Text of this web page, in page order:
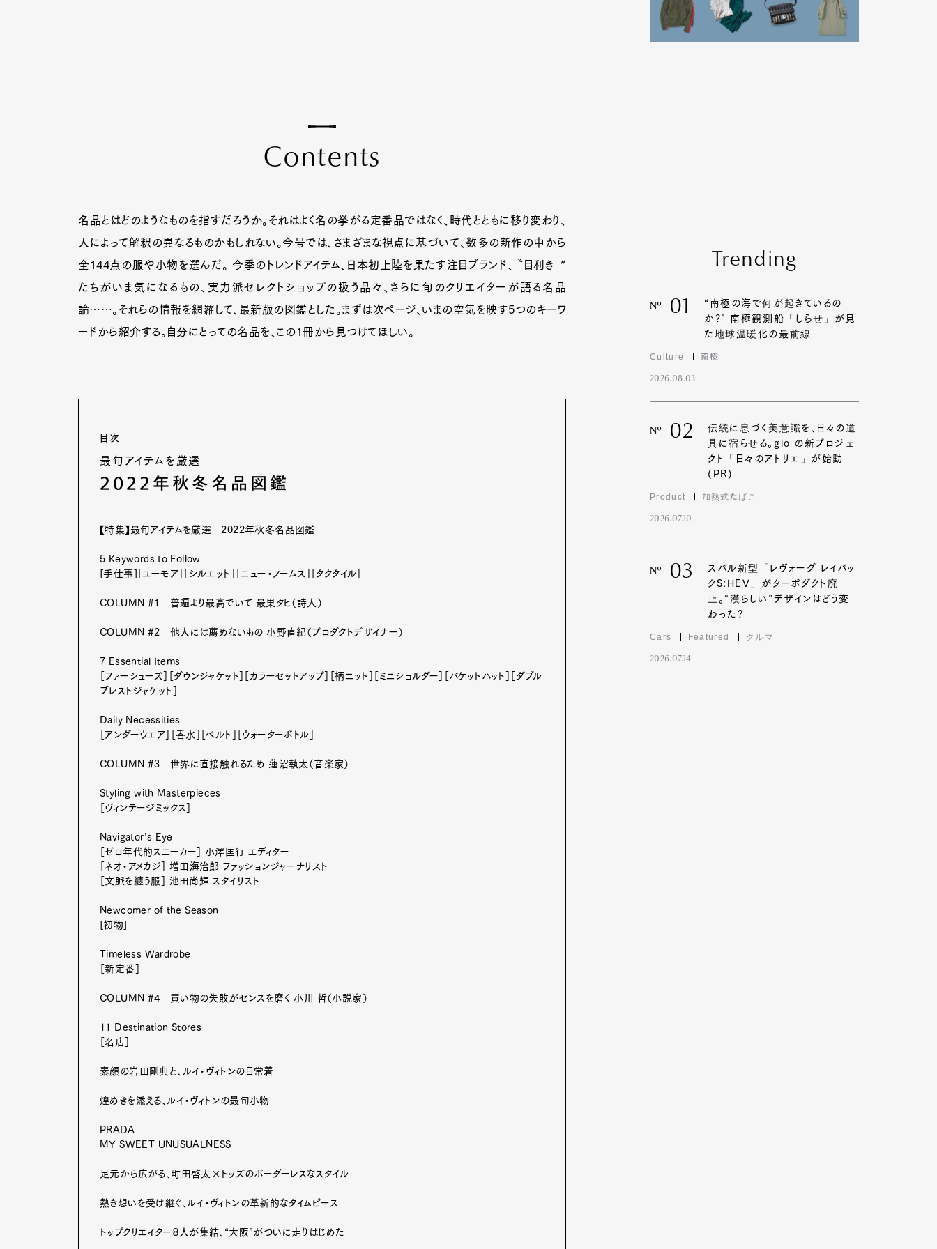
Pen Membership
Contents
名品とはどのようなものを指すだろうか。それはよく名の挙がる定番品ではなく、時代とともに移り変わり、
人によって解釈の異なるものかもしれない。今号では、さまざまな視点に基づいて、数多の新作の中から
全144点の服や小物を選んだ。 今季のトレンドアイテム、日本初上陸を果たす注目ブランド、 〝目利き〞
たちがいま気になるもの、実力派セレクトショップの扱う品々、さらに旬のクリエイターが語る名品
論……。それらの情報を網羅して、最新版の図鑑とした。まずは次ページ、いまの空気を映す5つのキーワ
ードから紹介する。自分にとっての名品を、この1冊から見つけてほしい。
目次
最旬アイテムを厳選
2022年秋冬名品図鑑
【特集】最旬アイテムを厳選 2022年秋冬名品図鑑
5 Keywords to Follow
[手仕事]［ユーモア］［シルエット］［ニュー・ノームス］［タクタイル］
COLUMN #1 普遍より最高でいて 最果タヒ（詩人）
COLUMN #2 他人には薦めないもの 小野直紀（プロダクトデザイナー）
7 Essential Items
［ファーシューズ］［ダウンジャケット］［カラーセットアップ］［柄ニット］［ミニショルダー］［バケットハット］［ダブル
ブレストジャケット］
Daily Necessities
［アンダーウエア］［香水］［ベルト］［ウォーターボトル］
COLUMN #3 世界に直接触れるため 蓮沼執太（音楽家）
Styling with Masterpieces
［ヴィンテージミックス］
Navigator’s Eye
［ゼロ年代的スニーカー］ 小澤匡行 エディター
［ネオ・アメカジ］ 増田海治郎 ファッションジャーナリスト
［文脈を纏う服］ 池田尚輝 スタイリスト
Newcomer of the Season
[初物]
Timeless Wardrobe
［新定番］
COLUMN #4 買い物の失敗がセンスを磨く 小川 哲（小説家）
11 Destination Stores
［名店］
素顔の岩田剛典と、ルイ・ヴィトンの日常着
煌めきを添える、ルイ・ヴィトンの最旬小物
PRADA
MY SWEET UNUSUALNESS
足元から広がる、町田啓太×トッズのボーダーレスなスタイル
熱き想いを受け継ぐ、ルイ・ヴィトンの革新的なタイムピース
トップクリエイター８人が集結、“大阪”がついに走りはじめた
Trending
Nº 01
“南極の海で何が起きているの
か?” 南極観測船「しらせ」が見
た地球温暖化の最前線
Culture 南極
2026.08.03
Nº 02
伝統に息づく美意識を、日々の道
具に宿らせる。glo の新プロジェ
クト「日々のアトリエ」が始動
(PR)
Product 加熱式たばこ
2026.07.10
Nº 03
スバル新型「レヴォーグ レイバッ
クS:HEV」がターボダクト廃
止。“漢らしい”デザインはどう変
わった?
Cars Featured クルマ
2026.07.14